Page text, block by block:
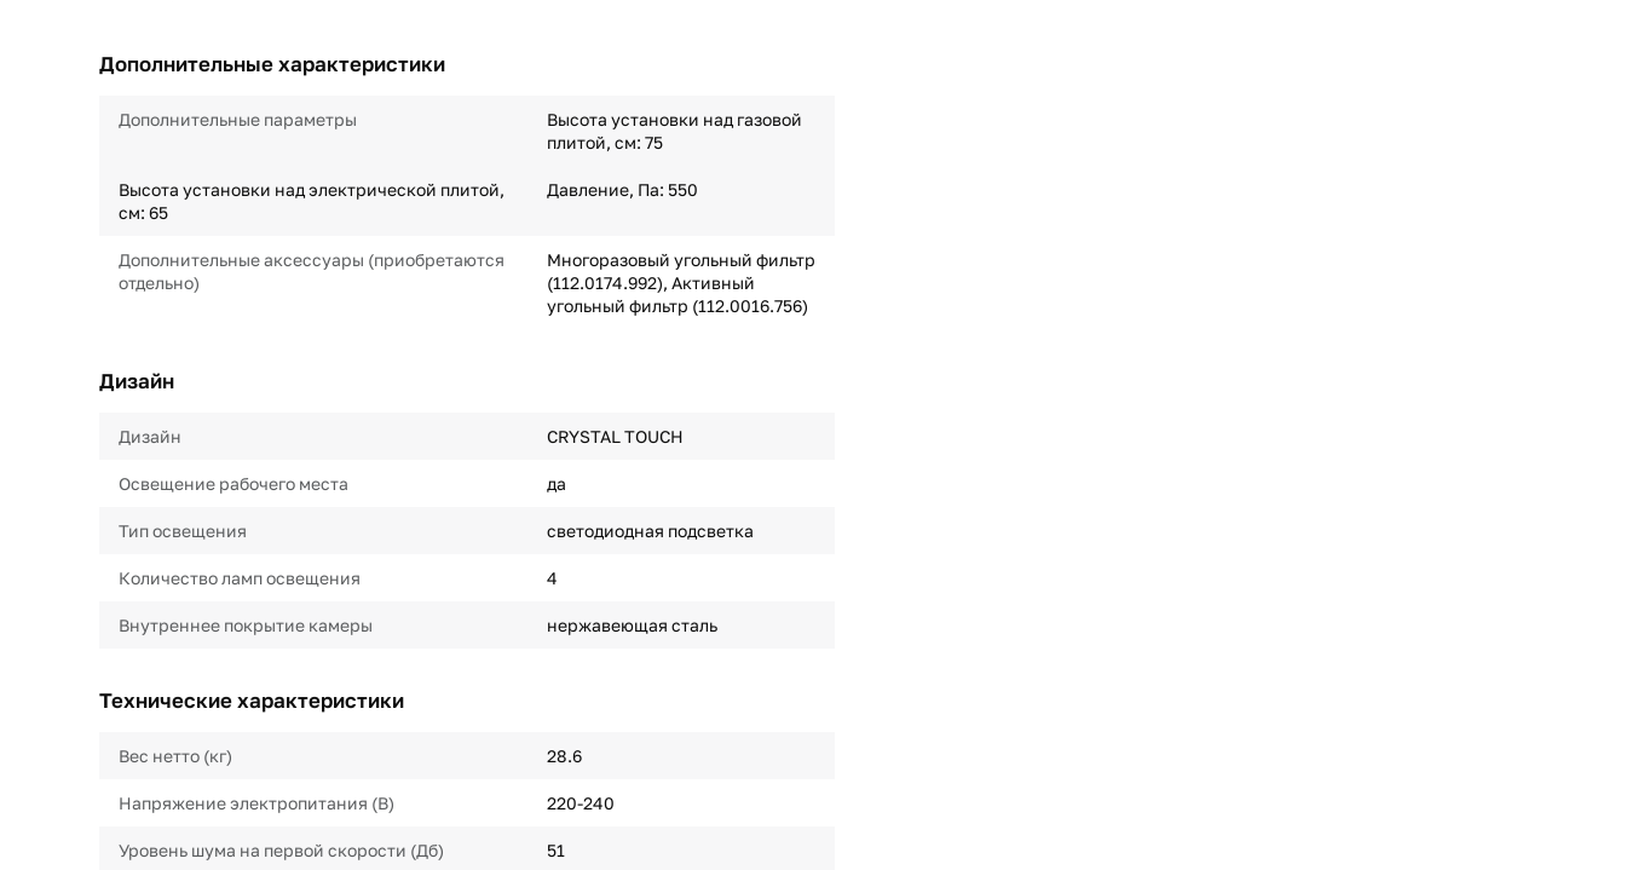
Дополнительные характеристики
Дополнительные параметры
Высота установки над газовой
плитой, см: 75
Высота установки над электрической плитой,
см: 65
Давление, Па: 550
Дополнительные аксессуары (приобретаются
отдельно)
Многоразовый угольный фильтр
(112.0174.992), Активный
угольный фильтр (112.0016.756)
Дизайн
Дизайн CRYSTAL TOUCH
Освещение рабочего места да
Тип освещения светодиодная подсветка
Количество ламп освещения 4
Внутреннее покрытие камеры нержавеющая сталь
Технические характеристики
Вес нетто (кг) 28.6
Напряжение электропитания (В) 220-240
Уровень шума на первой скорости (Дб) 51